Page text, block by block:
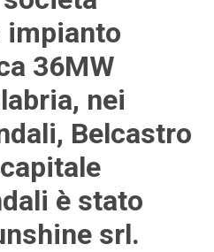
impianto
36MW
nei
Belcastro
è stato
srl.